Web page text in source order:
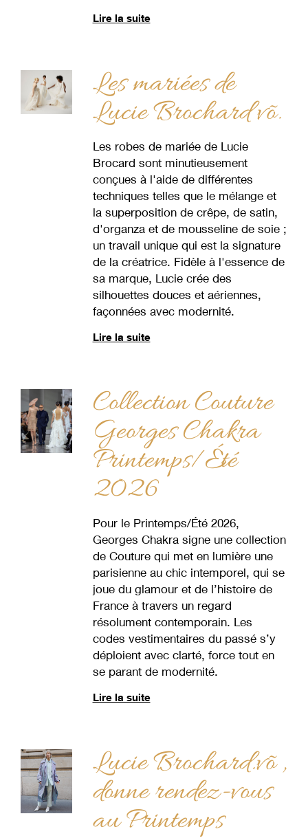
Lire la suite
Les mariées de
Lucie Brochard võ.
Les robes de mariée de Lucie
Brocard sont minutieusement
conçues à l'aide de différentes
techniques telles que le mélange et
la superposition de crêpe, de satin,
d'organza et de mousseline de soie ;
un travail unique qui est la signature
de la créatrice. Fidèle à l'essence de
sa marque, Lucie crée des
silhouettes douces et aériennes,
façonnées avec modernité.
Lire la suite
Collection Couture
Georges Chakra
Printemps/Été
2026
Pour le Printemps/Été 2026,
Georges Chakra signe une collection
de Couture qui met en lumière une
parisienne au chic intemporel, qui se
joue du glamour et de l’histoire de
France à travers un regard
résolument contemporain. Les
codes vestimentaires du passé s’y
déploient avec clarté, force tout en
se parant de modernité.
Lire la suite
Lucie Brochard.võ ,
donne rendez-vous
au Printemps